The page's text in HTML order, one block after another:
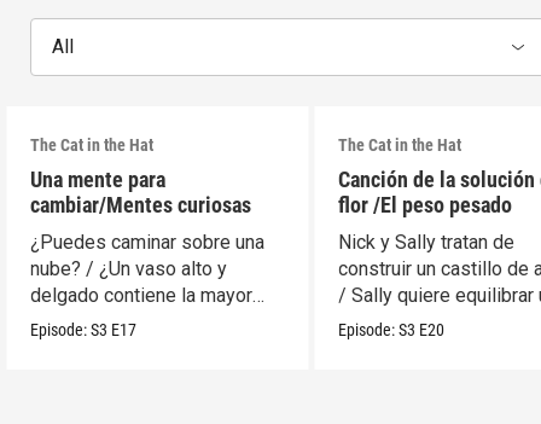
All
The Cat in the Hat
Una mente para
cambiar/Mentes curiosas
¿Puedes caminar sobre una
nube? / ¿Un vaso alto y
delgado contiene la mayor
cantidad?
Episode:S3 E17
The Cat in the Hat
Canción de la solución
flor /El peso pesado
Nick y Sally tratan de
construir un castillo de
/ Sally quiere equilibrar
móvil.
Episode:S3 E20